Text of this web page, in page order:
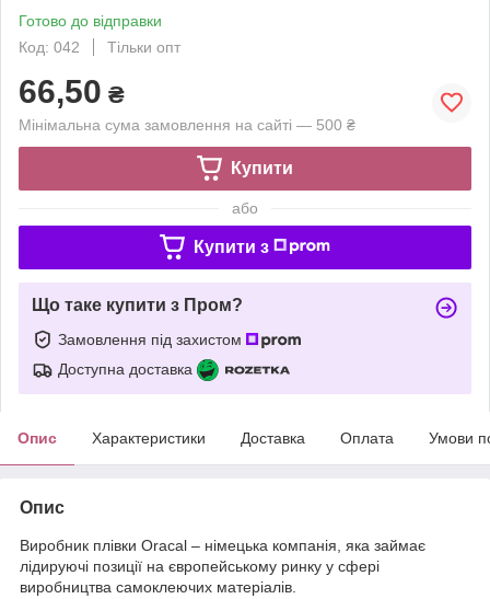
Готово до відправки
Код: 042
Тільки опт
66,50 ₴
Мінімальна сума замовлення на сайті — 500 ₴
Купити
або
Купити з
Що таке купити з Пром?
Замовлення під захистом
Доступна доставка
Опис Характеристики Доставка Оплата Умови
Опис
Виробник плівки Oracal – німецька компанія, яка займає
лідируючі позиції на європейському ринку у сфері
виробництва самоклеючих матеріалів.